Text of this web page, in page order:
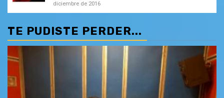
diciembre de 2016
TE PUDISTE PERDER...